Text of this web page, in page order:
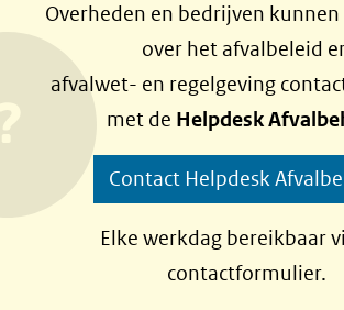
l
e
n
o
p
F
l
e
n
o
p
L
Overheden en bedrijven
over het afvalbeleid
afvalwet- en regelgeving
met de Helpdesk
Contact Helpdesk
Elke werkdag bereikbaar
contactformulier.